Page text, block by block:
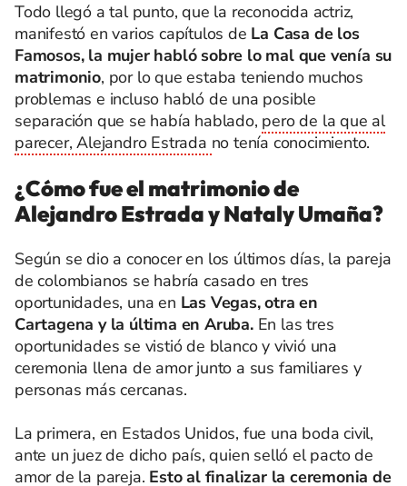
Todo llegó a tal punto, que la reconocida actriz,
manifestó en varios capítulos de La Casa de los
Famosos, la mujer habló sobre lo mal que venía su
matrimonio, por lo que estaba teniendo muchos
problemas e incluso habló de una posible
separación que se había hablado, pero de la que al
parecer, Alejandro Estrada no tenía conocimiento.
¿Cómo fue el matrimonio de
Alejandro Estrada y Nataly Umaña?
Según se dio a conocer en los últimos días, la pareja
de colombianos se habría casado en tres
oportunidades, una en Las Vegas, otra en
Cartagena y la última en Aruba. En las tres
oportunidades se vistió de blanco y vivió una
ceremonia llena de amor junto a sus familiares y
personas más cercanas.
La primera, en Estados Unidos, fue una boda civil,
ante un juez de dicho país, quien selló el pacto de
amor de la pareja. Esto al finalizar la ceremonia de